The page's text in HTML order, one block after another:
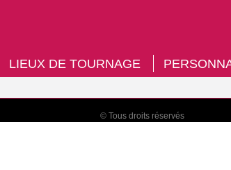
LIEUX DE TOURNAGE
© Tous droits réservés